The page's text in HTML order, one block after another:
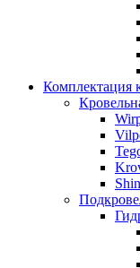
Комплектация